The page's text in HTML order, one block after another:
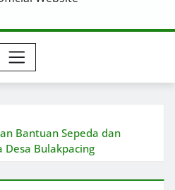
Bantuan Sepeda dan
Desa Bulakpacing